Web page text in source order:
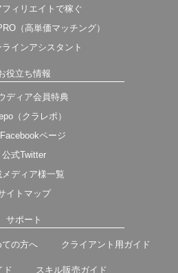
フィリエイトで稼ぐ
（高単価マッチング）
インアシスタント
役立ち情報
ディア会員特典
（クラレポ）
ページ
公式Twitter
メディア様一覧
イトマップ
サポート
ての方へ クライアント用ガイド
ド スキル販売ガイド